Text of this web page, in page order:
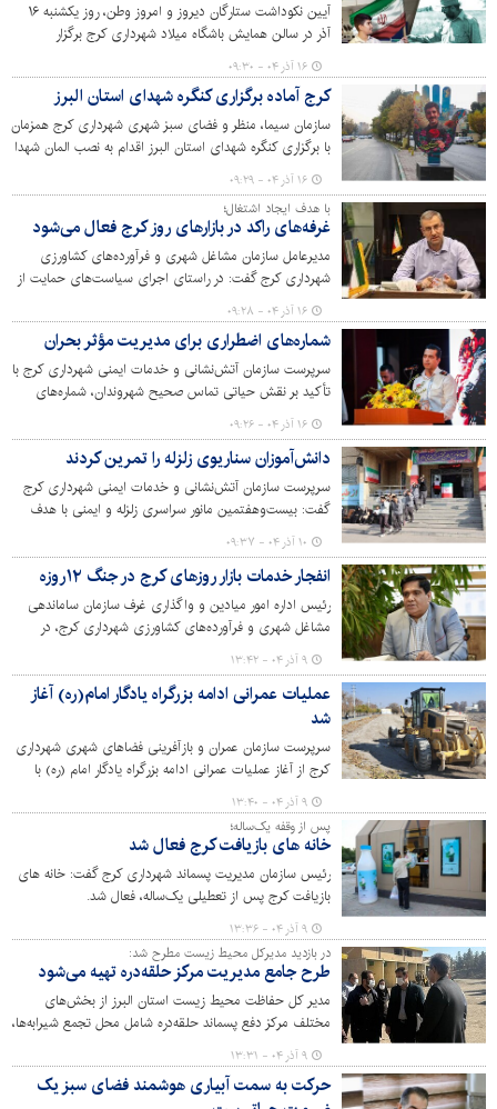
آیین نکوداشت ستارگان دیروز و امروز وطن، روز یکشنبه ۱۶
آذر در سالن همایش باشگاه میلاد شهرداری کرج برگزار
می‌شود.
۱۶ آذر ۰۴ - ۰۹:۳۰
کرج آماده برگزاری کنگره شهدای استان البرز
سازمان سیما، منظر و فضای سبز شهری شهرداری کرج همزمان
با برگزاری کنگره شهدای استان البرز اقدام به نصب المان شهدا
و اکران طرح‌های فرهنگی در سطح شهر کرده است.
۱۶ آذر ۰۴ - ۰۹:۲۹
با هدف ایجاد اشتغال؛
غرفه‌های راکد در بازارهای روز کرج فعال می‌شود
مدیرعامل سازمان مشاغل شهری و فرآورده‌های کشاورزی
شهرداری کرج گفت: در راستای اجرای سیاست‌های حمایت از
تولید و اشتغال پایدار، طرح جامع "احیای غرفه‌های راکد و
توسعه بازارهای روز میوه و تره بار" با موفقیت در حال
اجراست.
۱۶ آذر ۰۴ - ۰۹:۲۸
شماره‌های اضطراری برای مدیریت مؤثر بحران
سرپرست سازمان آتش‌نشانی و خدمات ایمنی شهرداری کرج با
تأکید بر نقش حیاتی تماس صحیح شهروندان، شماره‌های
اضطراری و حوزه ماموریت هر دستگاه را برای مدیریت مؤثر
حوادث منتشر کرد.
۱۶ آذر ۰۴ - ۰۹:۲۶
دانش‌آموزان سناریوی زلزله را تمرین کردند
سرپرست سازمان آتش‌نشانی و خدمات ایمنی شهرداری کرج
گفت: بیست‌وهفتمین مانور سراسری زلزله و ایمنی با هدف
افزایش آمادگی دانش‌آموزان در برابر حوادث طبیعی در
دبیرستان پسرانه نیکان برگزار شد.
۱۰ آذر ۰۴ - ۰۹:۳۷
انفجار خدمات بازار روزهای کرج در جنگ ۱۲روزه
رئیس اداره امور میادین و واگذاری غرف سازمان ساماندهی
مشاغل شهری و فرآورده‌های کشاورزی شهرداری کرج، در
نشست رسانه‌ای «جهاد تبیین» با تشریح عملکرد بازارهای روز
در شرایط ویژه «جنگ ۱۲روزه»، از فعالیت چندبرابری این
مراکز، کنترل نوسانات بازار و تصویب احداث چهار بازار روز
جدید در نقاط مختلف شهر خبر داد.
۹ آذر ۰۴ - ۱۳:۴۲
عملیات عمرانی ادامه بزرگراه یادگار امام(ره) آغاز
شد
سرپرست سازمان عمران و بازآفرینی فضاهای شهری شهرداری
کرج از آغاز عملیات عمرانی ادامه بزرگراه یادگار امام (ره) با
هدف افزایش ضریب ایمنی و تسهیل در عبور و مرور شهری
خبر داد.
۹ آذر ۰۴ - ۱۳:۴۰
پس از وقفه یک‌ساله؛
خانه های بازیافت کرج فعال شد
رئیس سازمان مدیریت پسماند شهرداری کرج گفت: خانه های
بازیافت کرج پس از تعطیلی یک‌ساله، فعال شد.
۹ آذر ۰۴ - ۱۳:۳۶
در بازدید مدیرکل محیط زیست مطرح شد:
طرح جامع مدیریت مرکز حلقه‌دره تهیه می‌شود
مدیر کل حفاظت محیط زیست استان البرز از بخش‌های
مختلف مرکز دفع پسماند حلقه‌دره شامل محل تجمع شیرابه‌ها،
دفن پسماند، خط تولید کمپوست، لندفیل مهندسی- بهداشتی
و بخش بی‌خطرسازی پسماندهای پزشکی بازدید کرد.
۹ آذر ۰۴ - ۱۳:۳۱
حرکت به سمت آبیاری هوشمند فضای سبز یک